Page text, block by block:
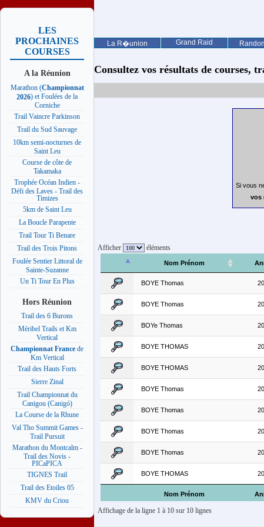
La R�union Grand Raid
LES
PROCHAINES
COURSES
A la Réunion
Marathon (Championnat
2026) et Foulées de la
Corniche
Trail Vaincre Parkinson
Trail du Sud Sauvage
10km semi-nocturnes de
Saint Leu
Course de côte de
Takamaka
Trophée Océan Indien -
Défi des Laves - Trail des
Timizes
5km de Saint Leu
La Boucle Parapente
Trail Tour Ti Benare
Trail des Trois Pitons
Foulée Sentier Littoral de
Sainte-Suzanne
Un Ti Tour En Plus
Hors Réunion
Trail des 6 Burons
Méribel Trails et Km
Vertical
Championnat France de
Km Vertical
Trail des Hauts Forts
Sierre Zinal
Trail Championnat du
Canigou (Canigó)
La Course de la Rhune
Val Tho Summit Games -
Trail Pursuit
Marathon du Montcalm -
Trail des Novis -
PICaPICA
TIGNES Trail
Trail des Etoiles 05
KMV du Criou
Consultez vos résultats de courses,
Si vous
vos
Afficher éléments
Nom Prénom
Nom Prénom
BOYE Thomas
BOYE Thomas
BOYe Thomas
BOYE THOMAS
BOYE THOMAS
BOYE Thomas
BOYE Thomas
BOYE Thomas
BOYE Thomas
BOYE THOMAS
Affichage de la ligne 1 à 10 sur 10 lignes